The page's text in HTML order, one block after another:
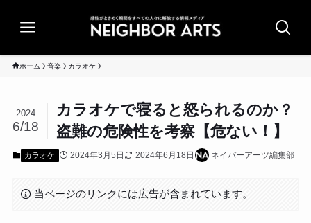
ホーム 音楽 カラオケ
カラオケで寝ると怒られるのか？
盗難の危険性を考察【危ない！】
2024
6/18
カラオケ 2024年3月5日 2024年6月18日 ネイバーアーツ編集部
当ページのリンクには広告が含まれています。